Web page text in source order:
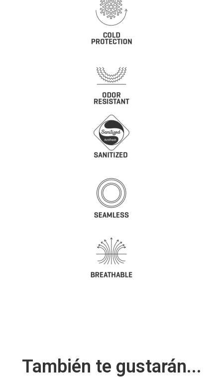
También te gustarán...